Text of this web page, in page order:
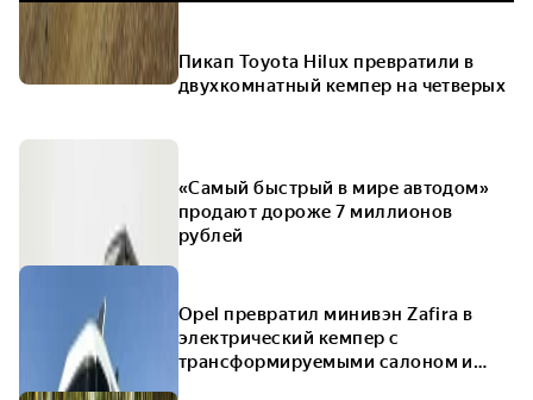
Пикап Toyota Hilux превратили в
двухкомнатный кемпер на четверых
«Самый быстрый в мире автодом»
продают дороже 7 миллионов
рублей
Opel превратил минивэн Zafira в
электрический кемпер с
трансформируемыми салоном и